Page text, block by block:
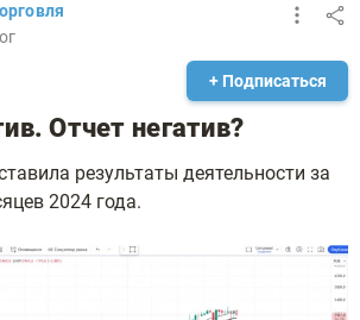
+ Подписаться
Отчет негатив?
результаты деятельности за
2024 года.